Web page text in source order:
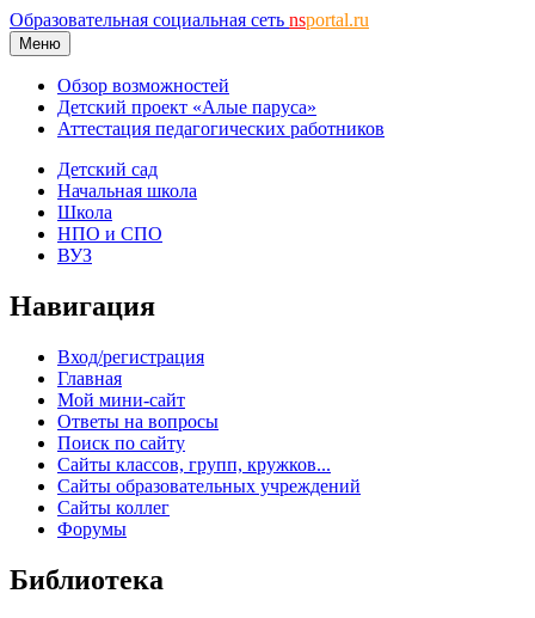
Образовательная социальная сеть nsportal.ru
Меню
Обзор возможностей
Детский проект «Алые паруса»
Аттестация педагогических работников
Детский сад
Начальная школа
Школа
НПО и СПО
ВУЗ
Навигация
Вход/регистрация
Главная
Мой мини-сайт
Ответы на вопросы
Поиск по сайту
Сайты классов, групп, кружков...
Сайты образовательных учреждений
Сайты коллег
Форумы
Библиотека